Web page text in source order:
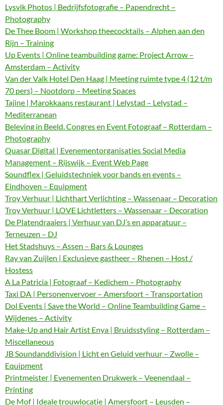
Lysvik Photos | Bedrijfsfotografie – Papendrecht –
Photography
De Thee Boom | Workshop theecocktails – Alphen aan den
Rijn – Training
Up Events | Online teambuilding game: Project Arrow –
Amsterdam – Activity
Van der Valk Hotel Den Haag | Meeting ruimte type 4 (12 t/m
70 pers) – Nootdorp – Meeting Spaces
Tajine | Marokkaans restaurant | Lelystad – Lelystad –
Mediterranean
Beleving in Beeld. Congres en Event Fotograaf – Rotterdam –
Photography
Quasar Digital | Evenementorganisaties Social Media
Management – Rijswijk – Event Web Page
Soundflex | Geluidstechniek voor bands en events –
Eindhoven – Equipment
Troy Verhuur | Lichthart Verlichting – Wassenaar – Decoration
Troy Verhuur | LOVE Lichtletters – Wassenaar – Decoration
De Platendraaiers | Verhuur van DJ’s en apparatuur –
Terneuzen – DJ
Het Stadshuys – Assen – Bars & Lounges
Ray van Zuijlen | Exclusieve gastheer – Rhenen – Host /
Hostess
A La Patricia | Fotograaf – Kedichem – Photography
Taxi DA | Personenvervoer – Amersfoort – Transportation
Dol Events | Save the World – Online Teambuilding Game –
Wijdenes – Activity
Make-Up and Hair Artist Enya | Bruidsstyling – Rotterdam –
Miscellaneous
JB Soundanddivision | Licht en Geluid verhuur – Zwolle –
Equipment
Printmeister | Evenementen Drukwerk – Veenendaal –
Printing
De Mof | Ideale trouwlocatie | Amersfoort – Leusden –